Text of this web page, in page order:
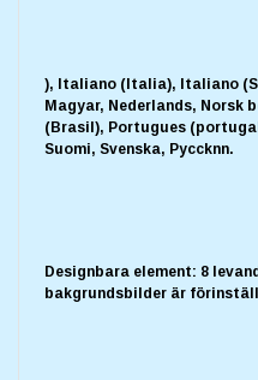
), Italiano (Italia), Italiano
Magyar, Nederlands, Norsk
(Brasil), Portugues
Suomi, Svenska, Pyccknn.
Designbara element: 8
bakgrundsbilder är